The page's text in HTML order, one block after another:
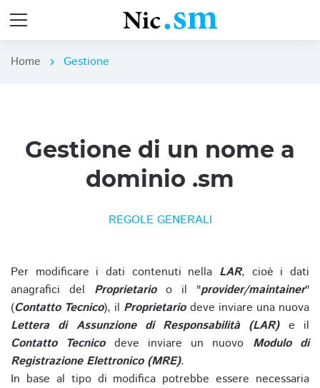
Home chevron_right Gestione
Gestione di un nome a
dominio .sm
REGOLE GENERALI
Per modificare i dati contenuti nella LAR, cioè i dati
anagrafici del Proprietarioo il "provider/maintainer"
(Contatto Tecnico), il Proprietariodeve inviare una nuova
Lettera di Assunzione di Responsabilità (LAR)e il
Contatto Tecnicodeve inviare un nuovo Modulo di
Registrazione Elettronico (MRE).
In base al tipo di modifica potrebbe essere necessaria